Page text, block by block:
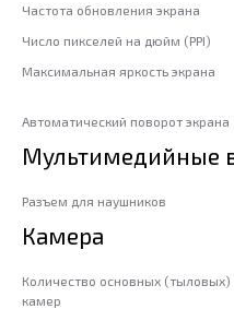
Частота обновления экрана
Число пикселей на дюйм (PPI)
Максимальная яркость экрана
Автоматический поворот экрана
Мультимедийные
Разъем для наушников
Камера
Количество основных (тыловых)
камер